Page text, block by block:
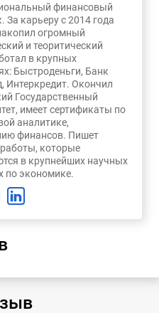
финансовый
За карьеру с 2014 года
огромный
и теоритический
в крупных
Быстроденьги, Банк
Интеркредит. Окончил
Государственный
имеет сертификаты по
аналитике,
финансов. Пишет
которые
в крупнейших научных
по экономике.